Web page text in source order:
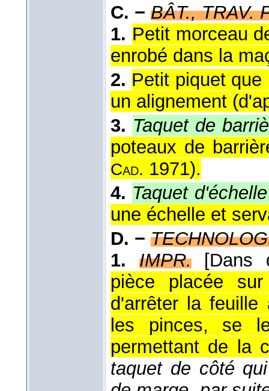
C. − BÂT., TRAV.
1. Petit morceau
enrobé dans la
2. Petit piquet
un alignement (
3. Taquet de
poteaux de
Cad. 1971).
4. Taquet d'échelle
une échelle et
D. −
1.
IMPR.
[Dans
pièce placée
d'arrêter la
les pinces, se
permettant de la
taquet de côté